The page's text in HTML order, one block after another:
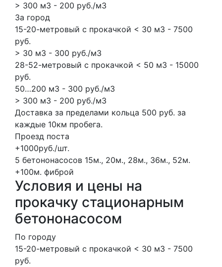
> 300 м3 - 200 руб./м3
За город
15-20-метровый с прокачкой < 30 м3 - 7500
руб.
> 30 м3 - 300 руб./м3
28-52-метровый с прокачкой < 50 м3 - 15000
руб.
50…200 м3 - 300 руб./м3
> 300 м3 - 200 руб./м3
Доставка за пределами кольца 500 руб. за
каждые 10км пробега.
Проезд поста
+1000руб./шт.
5 бетононасосов 15м., 20м., 28м., 36м., 52м.
+100м. фиброй
Условия и цены на
прокачку стационарным
бетононасосом
По городу
15-20-метровый с прокачкой < 30 м3 - 7500
руб.